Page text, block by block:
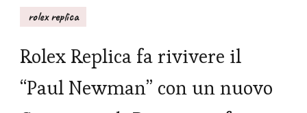
rolex replica
Rolex Replica fa rivivere il
“Paul Newman” con un nuovo